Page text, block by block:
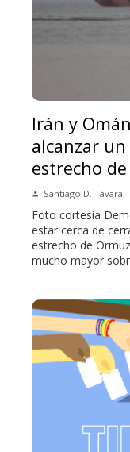
Irán y
alcanzar
estrecho
Santiago D. Távara
Foto cortesía
estar cerca de
estrecho de
mucho mayor